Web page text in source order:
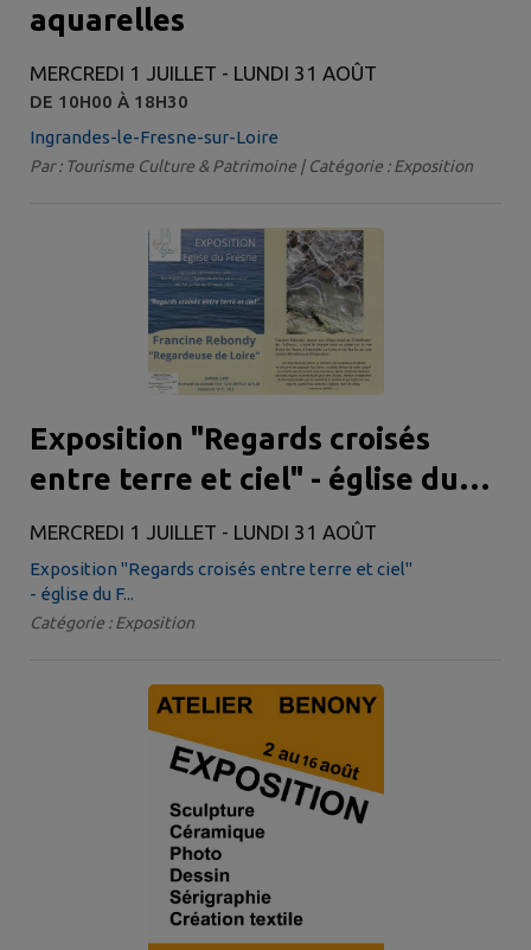
aquarelles
MERCREDI 1 JUILLET - LUNDI 31 AOÛT
DE 10H00 À 18H30
Ingrandes-le-Fresne-sur-Loire
Par : Tourisme Culture & Patrimoine | Catégorie : Exposition
Exposition "Regards croisés
entre terre et ciel" - église du
Fresne
MERCREDI 1 JUILLET - LUNDI 31 AOÛT
Exposition "Regards croisés entre terre et ciel"
- église du F...
Catégorie : Exposition